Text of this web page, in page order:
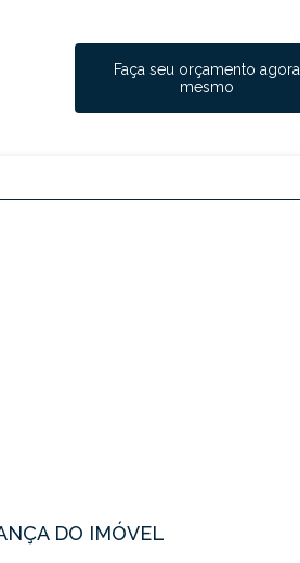
Faça seu orçamento agora
mesmo
DO IMÓVEL